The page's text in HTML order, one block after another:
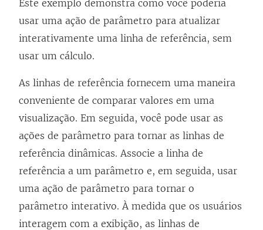
)
a
)
e
l
a
)
a
n
e
l
a
)
j
a
n
l
)
v
a
j
n
e
l
a
)
n
o
v
j
a
n
e
l
a
)
e
m
n
o
v
a
j
a
n
e
l
a
)
r
e
e
n
o
v
a
j
a
n
e
l
Este exemplo demonstra como você poderia
usar uma ação de parâmetro para atualizar
interativamente uma linha de referência, sem
usar um cálculo.
As linhas de referência fornecem uma maneira
conveniente de comparar valores em uma
visualização. Em seguida, você pode usar as
ações de parâmetro para tornar as linhas de
referência dinâmicas. Associe a linha de
referência a um parâmetro e, em seguida, usar
uma ação de parâmetro para tornar o
parâmetro interativo. À medida que os usuários
interagem com a exibição, as linhas de